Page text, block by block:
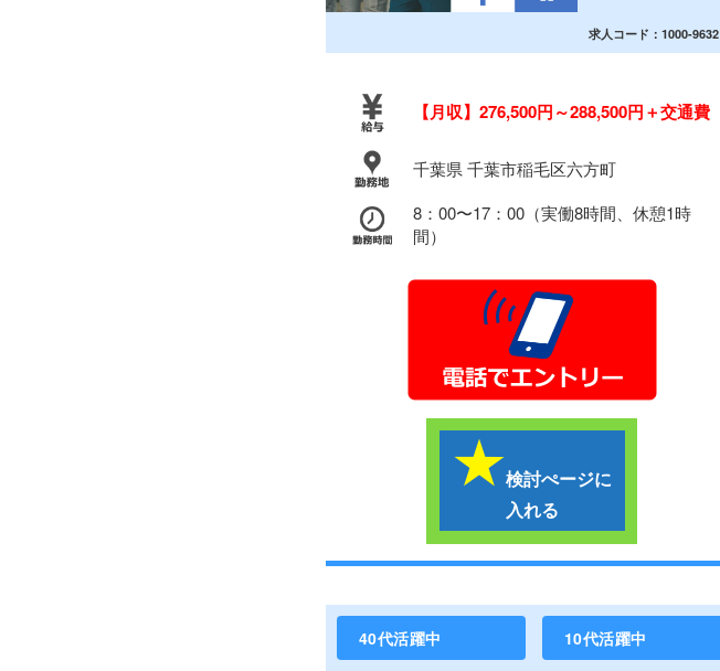
求人コード：1000-9632
【月収】276,500円～288,500円＋交通費
千葉県 千葉市稲毛区六方町
8：00〜17：00（実働8時間、休憩1時
間）
検討ぺージに
入れる
40代活躍中 10代活躍中